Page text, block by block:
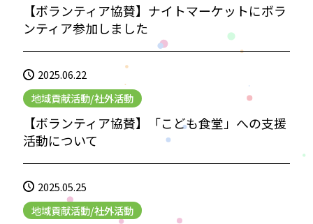
【ボランティア協賛】ナイトマーケットにボラ
ンティア参加しました
2025.06.22
地域貢献活動/社外活動
【ボランティア協賛】「こども食堂」への支援
活動について
2025.05.25
地域貢献活動/社外活動